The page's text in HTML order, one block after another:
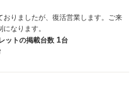
おりましたが、復活営業します。ご来
なります。
ットの掲載台数 1台